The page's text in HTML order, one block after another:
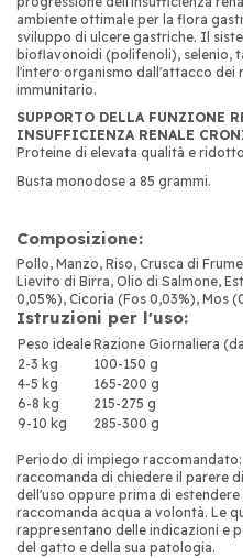
ambiente ottimale per la flora
sviluppo di ulcere gastriche. Il
bioflavonoidi (polifenoli), selenio,
l'intero organismo dall'attacco dei
immunitario.
SUPPORTO DELLA FUNZIONE
INSUFFICIENZA RENALE
Proteine di elevata qualità e
Busta monodose a 85 grammi.
Composizione:
Pollo, Manzo, Riso, Crusca di
Lievito di Birra, Olio di Salmone,
0,05%), Cicoria (Fos 0,03%), Mos
Istruzioni per l'uso:
Peso idealeRazione Giornaliera
2-3 kg
100-150 g
4-5 kg
165-200 g
6-8 kg
215-275 g
9-10 kg
285-300 g
Periodo di impiego
raccomanda di chiedere il parere
dell'uso oppure prima di
raccomanda acqua a volontà. Le
rappresentano delle indicazioni e
del gatto e della sua patologia.